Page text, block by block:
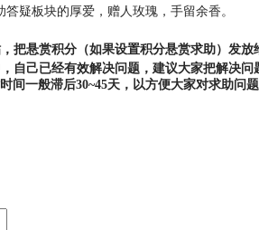
疑板块的厚爱，赠人玫瑰，手留余香。
把悬赏积分（如果设置积分悬赏求助）发放
自己已经有效解决问题，建议大家把解决
间一般滞后30~45天，以方便大家对求助